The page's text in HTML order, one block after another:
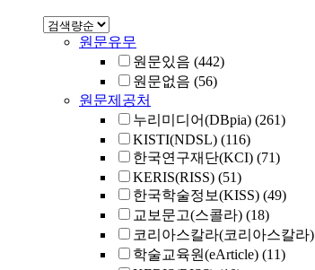
원문유무
원문있음 (442)
원문없음 (56)
원문제공처
누리미디어(DBpia) (261)
KISTI(NDSL) (116)
한국연구재단(KCI) (71)
KERIS(RISS) (51)
한국학술정보(KISS) (49)
교보문고(스콜라) (18)
코리아스칼라(코리아스칼라)
학술교육원(eArticle) (11)